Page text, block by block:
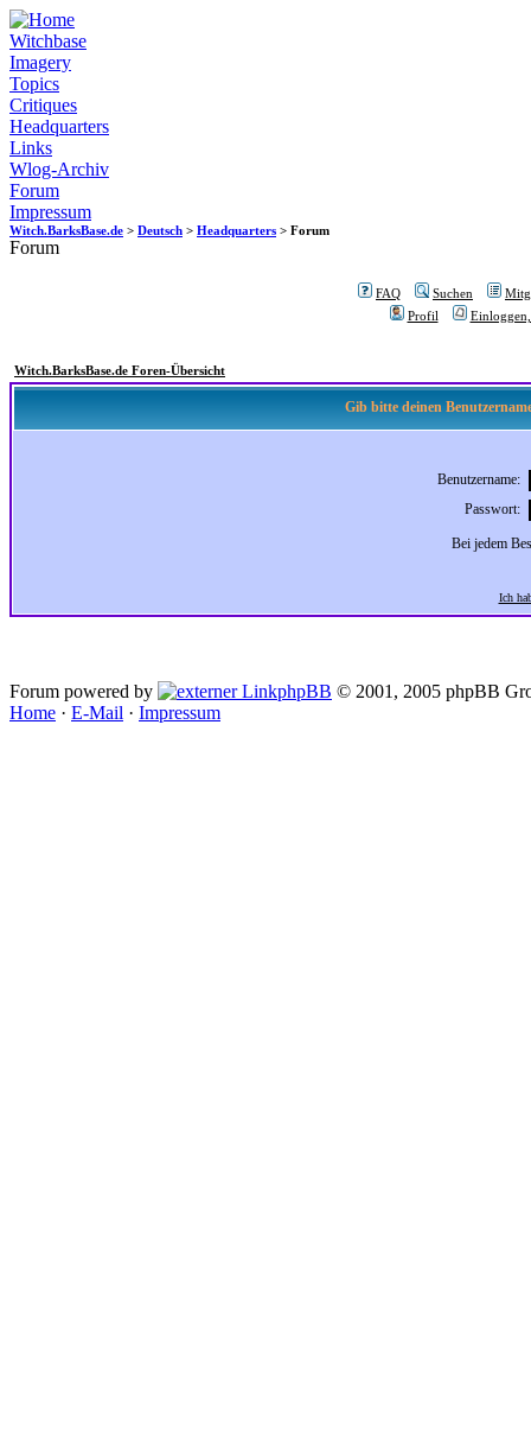
Witchbase
Imagery
Topics
Critiques
Headquarters
Links
Wlog-Archiv
Forum
Impressum
Witch.BarksBase.de > Deutsch > Headquarters > Forum
Forum
FAQ Suchen
Profil
Witch.BarksBase.de Foren-Übersicht
Gib bitte deinen
Benutzername:
Passwort:
Bei jedem
Ich
Forum powered by phpBB © 2001, 2005 phpBB
Home · E-Mail · Impressum